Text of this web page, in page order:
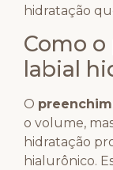
hidratação
Como
labial
O
o volume,
hidratação
hialurônico.